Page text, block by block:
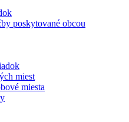
poskytované obcou
miest
miesta